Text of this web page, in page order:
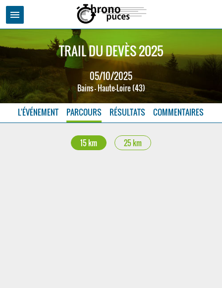
menu
TRAIL DU DEVÈS 2025
05/10/2025
Bains - Haute-Loire (43)
L'ÉVÉNEMENT PARCOURS RÉSULTATS COMMENTAIRES
15 km 25 km